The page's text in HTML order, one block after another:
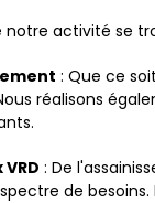
activité se
: Que ce
réalisons
: De
de